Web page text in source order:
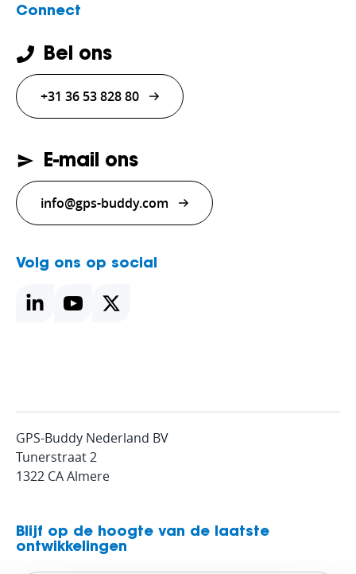
GPS-Buddy Nederland BV
Tunerstraat 2
1322 CA Almere
Blijf op de hoogte van de laatste
ontwikkelingen
Connect
Bel ons
+31 36 53 828 80
E-mail ons
info@gps-buddy.com
Volg ons op social